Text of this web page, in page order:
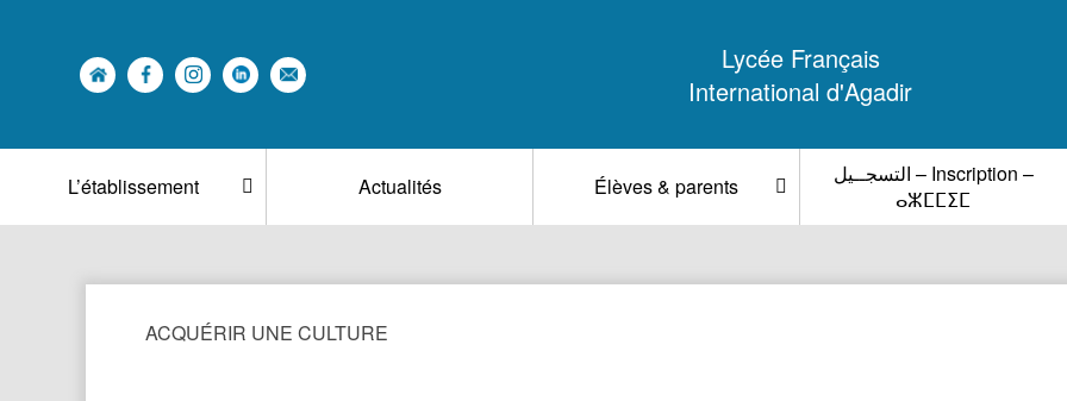
Lycée Français
International d'Agadir
L’établissement Actualités Élèves & parents
التسجــيل – Inscription –
ⴰⵣⵎⵎⵉⵎ
ACQUÉRIR UNE CULTURE